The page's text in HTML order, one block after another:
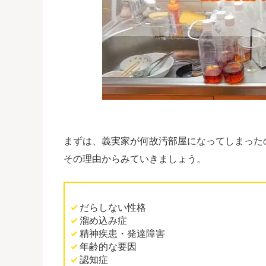
まずは、義実家が何故汚部屋になってしまっ
その理由からみていきましょう。
だらしない性格
溜め込み症
精神疾患・発達障害
年齢的な要因
認知症